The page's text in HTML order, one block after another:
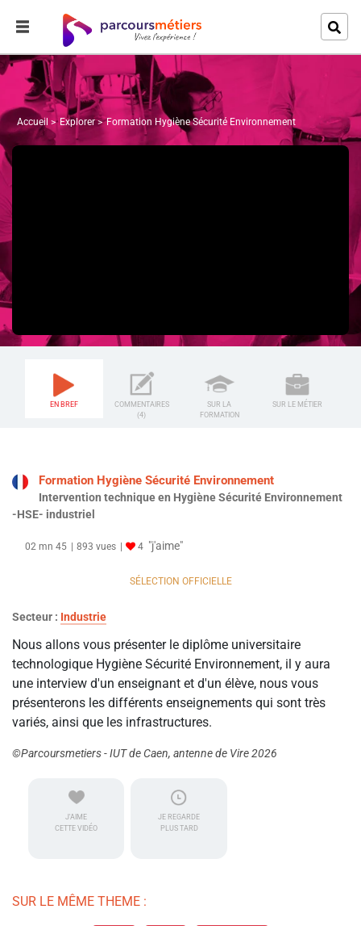
Accueil Explorer Formation Hygiène Sécurité Environnement
EN BREF
COMMENTAIRES
(4)
SUR LA
FORMATION
SUR LE MÉTIER
Formation Hygiène Sécurité Environnement
Intervention technique en Hygiène Sécurité Environnement
-HSE- industriel
02 mn 45 893 vues 4 "j'aime"
SÉLECTION OFFICIELLE
Secteur : Industrie
Nous allons vous présenter le diplôme universitaire
technologique Hygiène Sécurité Environnement, il y aura
une interview d'un enseignant et d'un élève, nous vous
présenterons les différents enseignements qui sont très
variés, ainsi que les infrastructures.
©Parcoursmetiers - IUT de Caen, antenne de Vire 2026
J'AIME
CETTE VIDÉO
JE REGARDE
PLUS TARD
SUR LE MÊME THEME :